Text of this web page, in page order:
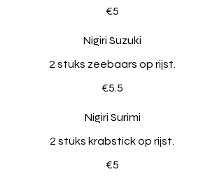
€5
Nigiri Suzuki
2 stuks zeebaars op rijst.
€5.5
Nigiri Surimi
2 stuks krabstick op rijst.
€5